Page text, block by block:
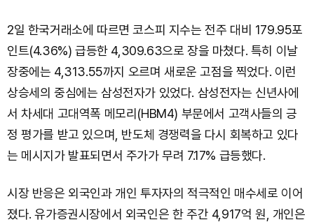
2일 한국거래소에 따르면 코스피 지수는 전주 대비 179.95포
인트(4.36%) 급등한 4,309.63으로 장을 마쳤다. 특히 이날
장중에는 4,313.55까지 오르며 새로운 고점을 찍었다. 이런
상승세의 중심에는 삼성전자가 있었다. 삼성전자는 신년사에
서 차세대 고대역폭 메모리(HBM4) 부문에서 고객사들의 긍
정 평가를 받고 있으며, 반도체 경쟁력을 다시 회복하고 있다
는 메시지가 발표되면서 주가가 무려 7.17% 급등했다.
시장 반응은 외국인과 개인 투자자의 적극적인 매수세로 이어
졌다. 유가증권시장에서 외국인은 한 주간 4,917억 원, 개인은